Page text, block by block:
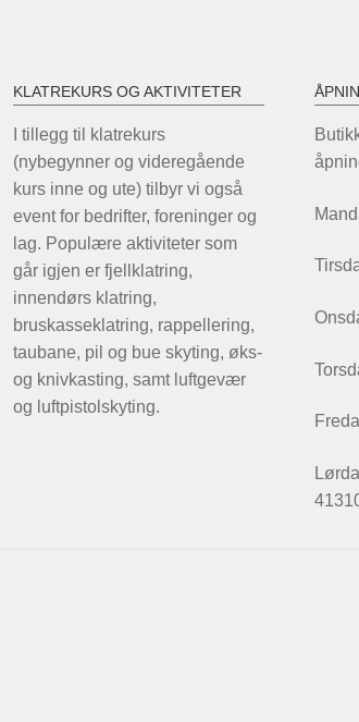
KLATREKURS OG AKTIVITETER
I tillegg til klatrekurs
(nybegynner og videregående
kurs inne og ute) tilbyr vi også
event for bedrifter, foreninger og
lag. Populære aktiviteter som
går igjen er fjellklatring,
innendørs klatring,
bruskasseklatring, rappellering,
taubane, pil og bue skyting, øks-
og knivkasting, samt luftgevær
og luftpistolskyting.